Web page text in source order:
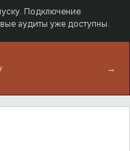
Подключение
аудиты уже доступны.
→